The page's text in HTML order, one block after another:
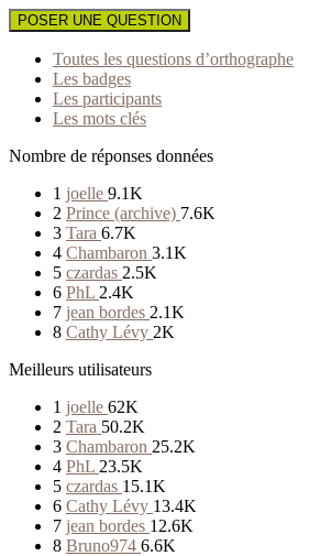
POSER UNE QUESTION
Toutes les questions d’orthographe
Les badges
Les participants
Les mots clés
Nombre de réponses données
1 joelle 9.1K
2 Prince (archive) 7.6K
3 Tara 6.7K
4 Chambaron 3.1K
5 czardas 2.5K
6 PhL 2.4K
7 jean bordes 2.1K
8 Cathy Lévy 2K
Meilleurs utilisateurs
1 joelle 62K
2 Tara 50.2K
3 Chambaron 25.2K
4 PhL 23.5K
5 czardas 15.1K
6 Cathy Lévy 13.4K
7 jean bordes 12.6K
8 Bruno974 6.6K